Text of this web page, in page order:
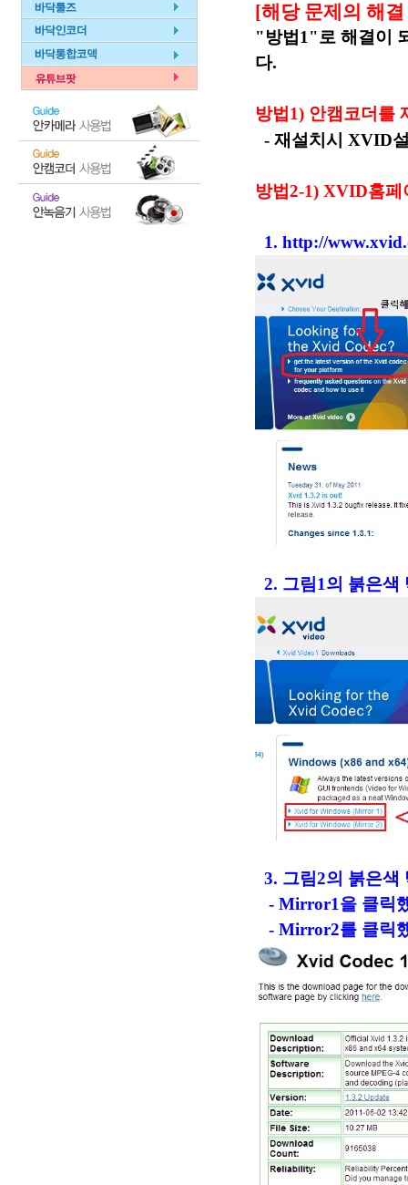
[해당 문제의 해
"방법1"로 해결이
다.
방법1) 안캠코더를
- 재설치시 XVID
방법2-1) XVID홈
1. http://
2. 그림1의 붉은색
3. 그림2의 붉은
- Mirror1을 클릭
- Mirror2를 클릭